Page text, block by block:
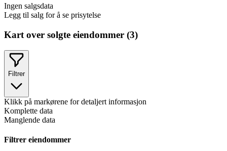
Ingen salgsdata
Legg til salg for å se prisytelse
Kart over solgte eiendommer (3)
Filtrer
Klikk på markørene for detaljert informasjon
Komplette data
Manglende data
Filtrer eiendommer